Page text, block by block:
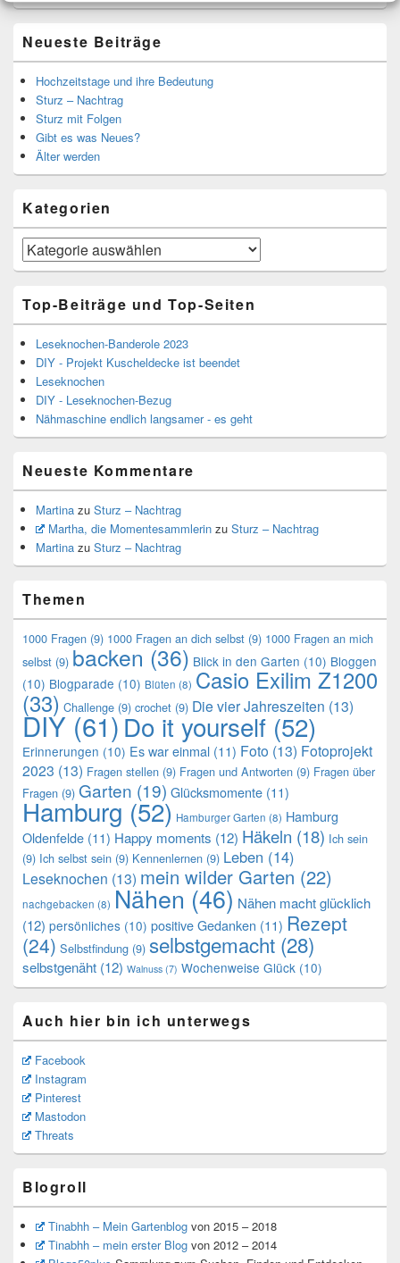
Neueste Beiträge
Hochzeitstage und ihre Bedeutung
Sturz – Nachtrag
Sturz mit Folgen
Gibt es was Neues?
Älter werden
Kategorien
Kategorien
Top-Beiträge und Top-Seiten
Leseknochen-Banderole 2023
DIY - Projekt Kuscheldecke ist beendet
Leseknochen
DIY - Leseknochen-Bezug
Nähmaschine endlich langsamer - es geht
Neueste Kommentare
Martina zu Sturz – Nachtrag
Martha, die Momentesammlerinzu Sturz – Nachtrag
Martina zu Sturz – Nachtrag
Themen
1000 Fragen (9) 1000 Fragen an dich selbst (9) 1000 Fragen an mich
selbst (9) backen (36) Blick in den Garten (10) Bloggen
(10) Blogparade (10) Blüten (8) Casio Exilim Z1200
(33) Challenge (9) crochet (9) Die vier Jahreszeiten (13)
DIY (61)Do it yourself (52)
Erinnerungen (10) Es war einmal (11) Foto (13) Fotoprojekt
2023 (13) Fragen stellen (9) Fragen und Antworten (9) Fragen über
Fragen (9) Garten (19) Glücksmomente (11)
Hamburg (52) Hamburger Garten (8) Hamburg
Oldenfelde (11) Happy moments (12) Häkeln (18) Ich sein
(9) Ich selbst sein (9) Kennenlernen (9) Leben (14)
Leseknochen (13) mein wilder Garten (22)
nachgebacken (8) Nähen (46) Nähen macht glücklich
(12) persönliches (10) positive Gedanken (11) Rezept
(24) Selbstfindung (9) selbstgemacht (28)
selbstgenäht (12) Walnuss (7) Wochenweise Glück (10)
Auch hier bin ich unterwegs
Facebook
Instagram
Pinterest
Mastodon
Threats
Blogroll
Tinabhh – Mein Gartenblogvon 2015 – 2018
Tinabhh – mein erster Blogvon 2012 – 2014